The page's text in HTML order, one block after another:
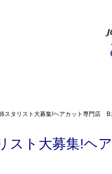
スタリスト大募集!ヘアカット専門店
スト大募集!